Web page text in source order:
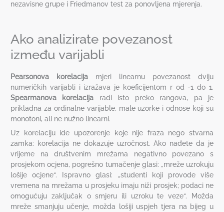
nezavisne grupe i Friedmanov test za ponovljena mjerenja.
Ako analizirate povezanost
između varijabli
Pearsonova korelacija mjeri linearnu povezanost dviju
numeričkih varijabli i izražava je koeficijentom r od -1 do 1.
Spearmanova korelacija radi isto preko rangova, pa je
prikladna za ordinalne varijable, male uzorke i odnose koji su
monotoni, ali ne nužno linearni.
Uz korelaciju ide upozorenje koje nije fraza nego stvarna
zamka: korelacija ne dokazuje uzročnost. Ako nađete da je
vrijeme na društvenim mrežama negativno povezano s
prosjekom ocjena, pogrešno tumačenje glasi: „mreže uzrokuju
lošije ocjene“. Ispravno glasi: „studenti koji provode više
vremena na mrežama u prosjeku imaju niži prosjek; podaci ne
omogućuju zaključak o smjeru ili uzroku te veze“. Možda
mreže smanjuju učenje, možda lošiji uspjeh tjera na bijeg u